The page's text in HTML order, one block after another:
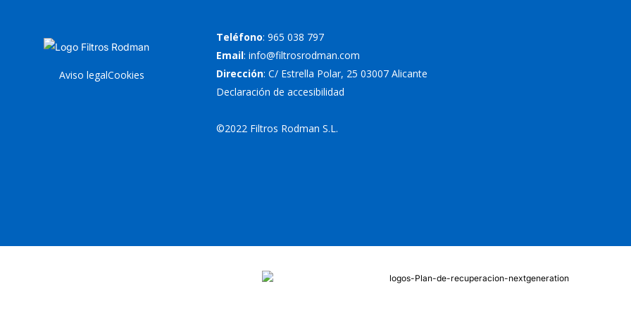
Aviso legalCookies
Teléfono: 965 038 797
Email: info@filtrosrodman.com
Dirección: C/ Estrella Polar, 25 03007 Alicante
Declaración de accesibilidad
©2022 Filtros Rodman S.L.